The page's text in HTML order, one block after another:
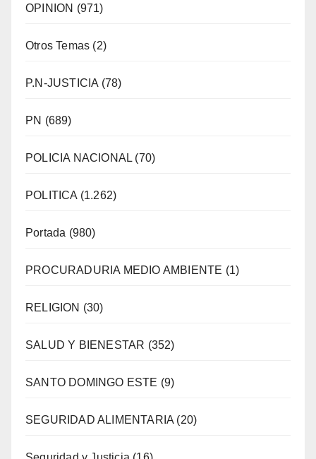
OPINION (971)
Otros Temas (2)
P.N-JUSTICIA (78)
PN (689)
POLICIA NACIONAL (70)
POLITICA (1.262)
Portada (980)
PROCURADURIA MEDIO AMBIENTE (1)
RELIGION (30)
SALUD Y BIENESTAR (352)
SANTO DOMINGO ESTE (9)
SEGURIDAD ALIMENTARIA (20)